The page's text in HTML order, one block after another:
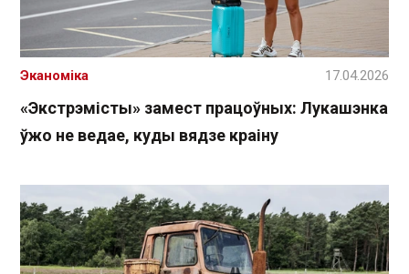
«Экстрэмісты» замест працоўных: Лукашэнка
ўжо не ведае, куды вядзе краіну
Эканоміка 17.04.2026